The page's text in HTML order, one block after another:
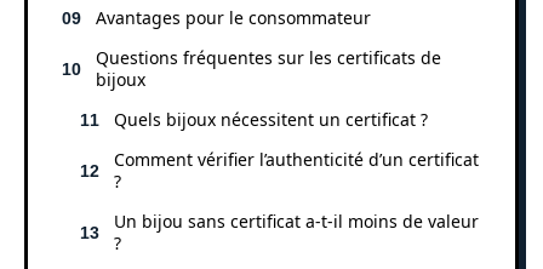
Avantages pour le consommateur
Questions fréquentes sur les certificats de
bijoux
Quels bijoux nécessitent un certificat ?
Comment vérifier l’authenticité d’un certificat
?
Un bijou sans certificat a-t-il moins de valeur
?